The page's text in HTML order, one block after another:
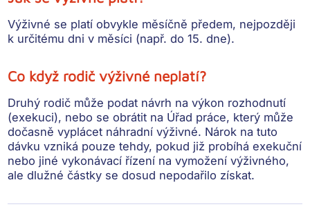
Výživné se platí obvykle měsíčně předem, nejpozději
k určitému dni v měsíci (např. do 15. dne).
Co když rodič výživné neplatí?
Druhý rodič může podat návrh na výkon rozhodnutí
(exekuci), nebo se obrátit na Úřad práce, který může
dočasně vyplácet náhradní výživné. Nárok na tuto
dávku vzniká pouze tehdy, pokud již probíhá exekuční
nebo jiné vykonávací řízení na vymožení výživného,
ale dlužné částky se dosud nepodařilo získat.